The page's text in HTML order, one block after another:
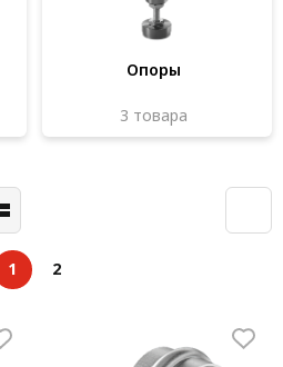
Опоры
3 товара
1 2